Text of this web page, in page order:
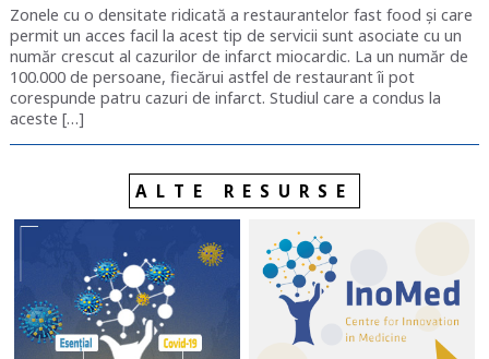
Zonele cu o densitate ridicată a restaurantelor fast food și care
permit un acces facil la acest tip de servicii sunt asociate cu un
număr crescut al cazurilor de infarct miocardic. La un număr de
100.000 de persoane, fiecărui astfel de restaurant îi pot
corespunde patru cazuri de infarct. Studiul care a condus la
aceste […]
ALTE RESURSE